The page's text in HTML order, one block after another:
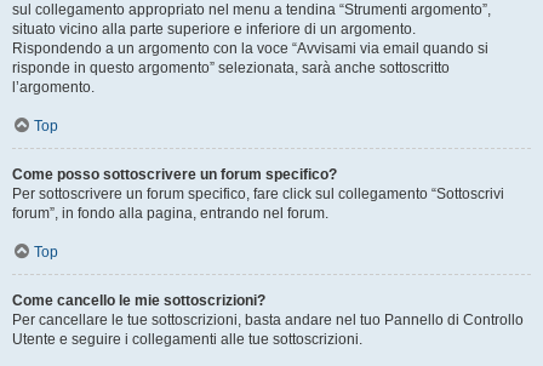
sul collegamento appropriato nel menu a tendina “Strumenti argomento”,
situato vicino alla parte superiore e inferiore di un argomento.
Rispondendo a un argomento con la voce “Avvisami via email quando si
risponde in questo argomento” selezionata, sarà anche sottoscritto
l’argomento.
Top
Come posso sottoscrivere un forum specifico?
Per sottoscrivere un forum specifico, fare click sul collegamento “Sottoscrivi
forum”, in fondo alla pagina, entrando nel forum.
Top
Come cancello le mie sottoscrizioni?
Per cancellare le tue sottoscrizioni, basta andare nel tuo Pannello di Controllo
Utente e seguire i collegamenti alle tue sottoscrizioni.